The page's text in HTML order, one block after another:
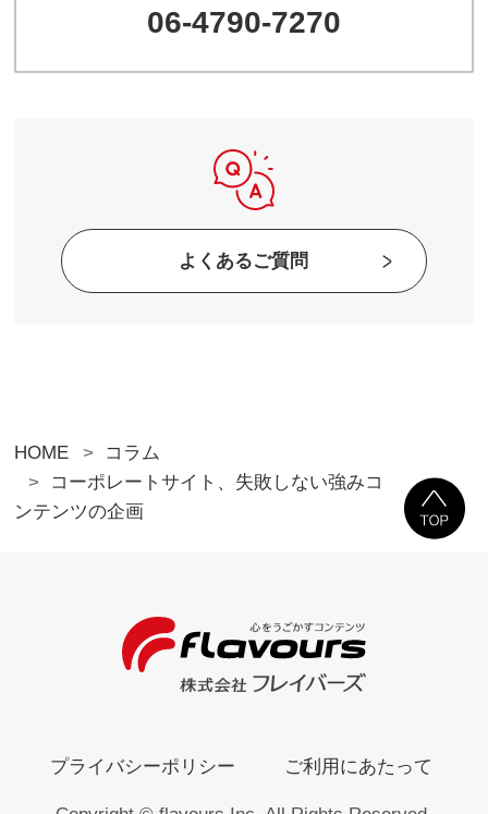
06-4790-7270
よくあるご質問
HOME
コラム
コーポレートサイト、失敗しない強みコ
ンテンツの企画
プライバシーポリシー ご利用にあたって